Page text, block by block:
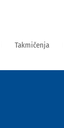
Takmičenja